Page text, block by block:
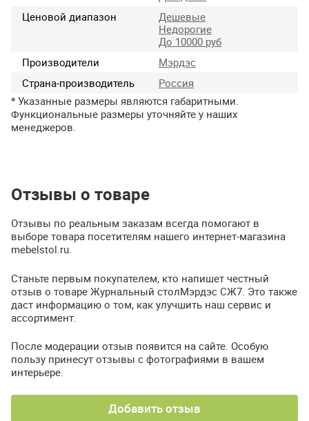
Ценовой диапазон
Дешевые
Недорогие
До 10000 руб
Производители
Мэрдэс
Страна-производитель
Россия
* Указанные размеры являются габаритными.
Функциональные размеры уточняйте у наших
менеджеров.
Отзывы о товаре
Отзывы по реальным заказам всегда помогают в
выборе товара посетителям нашего интернет-магазина
mebelstol.ru.
Станьте первым покупателем, кто напишет честный
отзыв о товаре Журнальный столМэрдэс СЖ7. Это также
даст информацию о том, как улучшить наш сервис и
ассортимент.
После модерации отзыв появится на сайте. Особую
пользу принесут отзывы с фотографиями в вашем
интерьере.
Добавить отзыв